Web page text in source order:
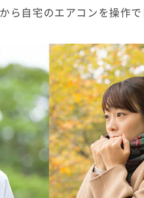
自宅のエアコンを操作で